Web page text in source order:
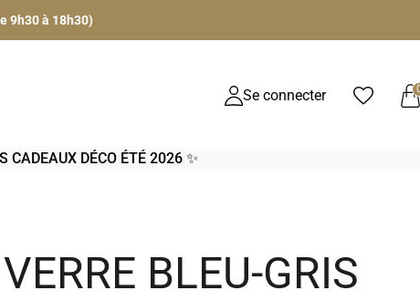
9h30 à 18h30)
Se connecter
CADEAUX DÉCO ÉTÉ 2026 ✨
BLEU-GRIS